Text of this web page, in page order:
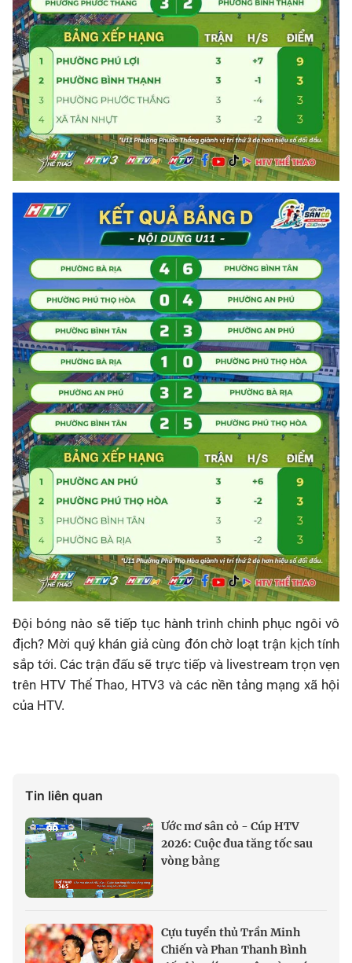
Đội bóng nào sẽ tiếp tục hành trình chinh phục ngôi vô
địch? Mời quý khán giả cùng đón chờ loạt trận kịch tính
sắp tới. Các trận đấu sẽ trực tiếp và livestream trọn vẹn
trên HTV Thể Thao, HTV3 và các nền tảng mạng xã hội
của HTV.
Tin liên quan
Ước mơ sân cỏ - Cúp HTV
2026: Cuộc đua tăng tốc sau
vòng bảng
Cựu tuyển thủ Trần Minh
Chiến và Phan Thanh Bình